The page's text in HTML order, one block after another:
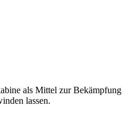
als Mittel zur Bekämpfung
lassen.